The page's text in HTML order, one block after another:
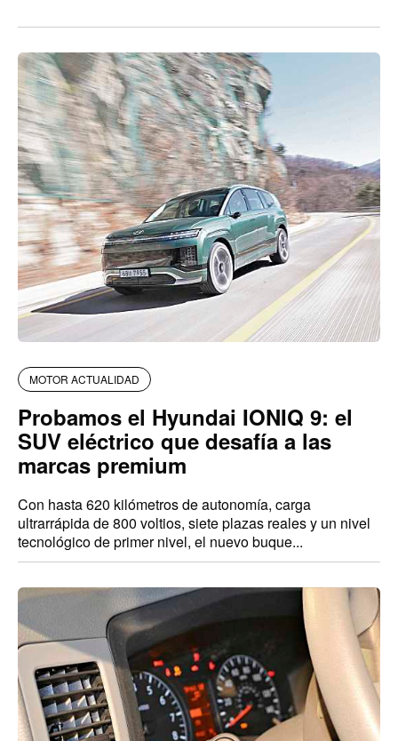
MOTOR ACTUALIDAD
Probamos el Hyundai IONIQ 9: el
SUV eléctrico que desafía a las
marcas premium
Con hasta 620 kilómetros de autonomía, carga
ultrarrápida de 800 voltios, siete plazas reales y un nivel
tecnológico de primer nivel, el nuevo buque...